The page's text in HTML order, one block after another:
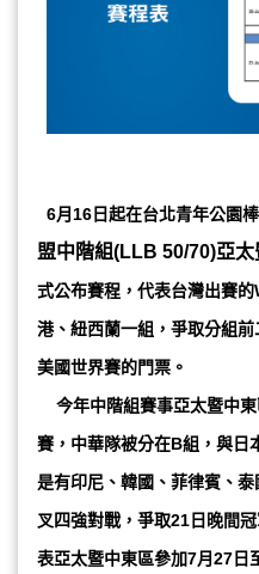
6月16日起在台北青年公園
盟中階組(LLB 50/70)亞
式公布賽程，代表台灣出賽
港、紐西蘭一組，爭取分組
美國世界賽的門票。
今年中階組賽事亞太暨中
賽，中華隊被分在B組，與日
是有印尼、韓國、菲律賓、
叉四強對戰，爭取21日晚間
表亞太暨中東區參加7月27日